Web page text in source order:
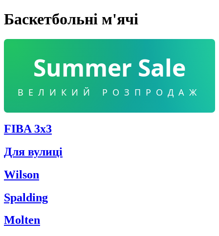
Баскетбольні м'ячі
Summer Sale
ВЕЛИКИЙ РОЗПРОДАЖ
FIBA 3x3
Для вулиці
Wilson
Spalding
Molten